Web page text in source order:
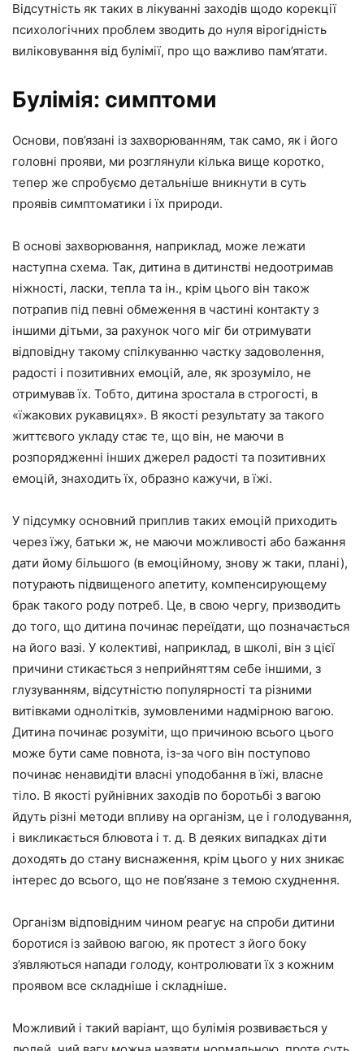
Відсутність як таких в лікуванні заходів щодо корекції
психологічних проблем зводить до нуля вірогідність
виліковування від булімії, про що важливо пам’ятати.
Булімія: симптоми
Основи, пов’язані із захворюванням, так само, як і його
головні прояви, ми розглянули кілька вище коротко,
тепер же спробуємо детальніше вникнути в суть
проявів симптоматики і їх природи.
В основі захворювання, наприклад, може лежати
наступна схема. Так, дитина в дитинстві недоотримав
ніжності, ласки, тепла та ін., крім цього він також
потрапив під певні обмеження в частині контакту з
іншими дітьми, за рахунок чого міг би отримувати
відповідну такому спілкуванню частку задоволення,
радості і позитивних емоцій, але, як зрозуміло, не
отримував їх. Тобто, дитина зростала в строгості, в
«їжакових рукавицях». В якості результату за такого
життєвого укладу стає те, що він, не маючи в
розпорядженні інших джерел радості та позитивних
емоцій, знаходить їх, образно кажучи, в їжі.
У підсумку основний приплив таких емоцій приходить
через їжу, батьки ж, не маючи можливості або бажання
дати йому більшого (в емоційному, знову ж таки, плані),
потурають підвищеного апетиту, компенсирующему
брак такого роду потреб. Це, в свою чергу, призводить
до того, що дитина починає переїдати, що позначається
на його вазі. У колективі, наприклад, в школі, він з цієї
причини стикається з неприйняттям себе іншими, з
глузуванням, відсутністю популярності та різними
витівками однолітків, зумовленими надмірною вагою.
Дитина починає розуміти, що причиною всього цього
може бути саме повнота, із-за чого він поступово
починає ненавидіти власні уподобання в їжі, власне
тіло. В якості руйнівних заходів по боротьбі з вагою
йдуть різні методи впливу на організм, це і голодування,
і викликається блювота і т. д. В деяких випадках діти
доходять до стану виснаження, крім цього у них зникає
інтерес до всього, що не пов’язане з темою схуднення.
Організм відповідним чином реагує на спроби дитини
боротися із зайвою вагою, як протест з його боку
з’являються напади голоду, контролювати їх з кожним
проявом все складніше і складніше.
Можливий і такий варіант, що булімія розвивається у